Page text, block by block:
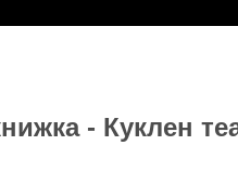
- Куклен